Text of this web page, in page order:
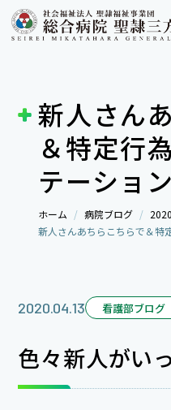
新人さん
＆特定行
テーション
ホーム 病院ブログ
新人さんあちらこちらで＆特
2020.04.13 看護部ブログ
色々新人がい